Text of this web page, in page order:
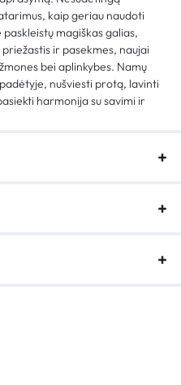
kaip geriau naudoti
magiškas galias,
ir pasekmes, naujai
bei aplinkybes. Namų
nušviesti protą, lavinti
harmonija su savimi ir